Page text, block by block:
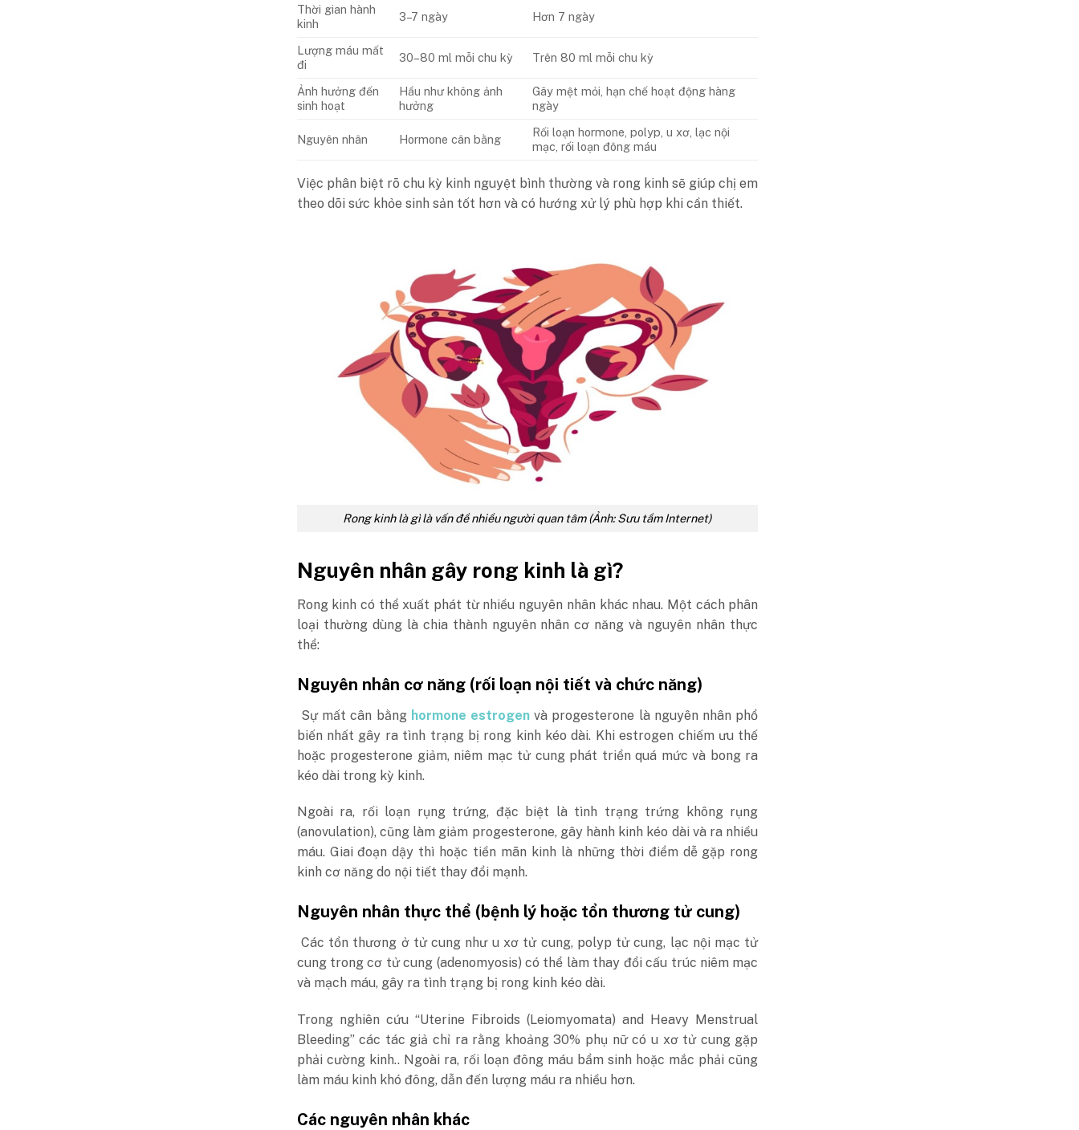
Thời gian hành
kinh
3–7 ngày Hơn 7 ngày
Lượng máu mất
đi
30–80 ml mỗi chu kỳ Trên 80 ml mỗi chu kỳ
Ảnh hưởng đến
sinh hoạt
Hầu như không ảnh
hưởng
Gây mệt mỏi, hạn chế hoạt động hàng
ngày
Nguyên nhân Hormone cân bằng
Rối loạn hormone, polyp, u xơ, lạc nội
mạc, rối loạn đông máu
Việc phân biệt rõ chu kỳ kinh nguyệt bình thường và rong kinh sẽ giúp chị em
theo dõi sức khỏe sinh sản tốt hơn và có hướng xử lý phù hợp khi cần thiết.
Rong kinh là gì là vấn đề nhiều người quan tâm (Ảnh: Sưu tầm Internet)
Nguyên nhân gây rong kinh là gì?
Rong kinh có thể xuất phát từ nhiều nguyên nhân khác nhau. Một cách phân
loại thường dùng là chia thành nguyên nhân cơ năng và nguyên nhân thực
thể:
Nguyên nhân cơ năng (rối loạn nội tiết và chức năng)
Sự mất cân bằng hormone estrogen và progesterone là nguyên nhân phổ
biến nhất gây ra tình trạng bị rong kinh kéo dài. Khi estrogen chiếm ưu thế
hoặc progesterone giảm, niêm mạc tử cung phát triển quá mức và bong ra
kéo dài trong kỳ kinh.
Ngoài ra, rối loạn rụng trứng, đặc biệt là tình trạng trứng không rụng
(anovulation), cũng làm giảm progesterone, gây hành kinh kéo dài và ra nhiều
máu. Giai đoạn dậy thì hoặc tiền mãn kinhlà những thời điểm dễ gặp rong
kinh cơ năng do nội tiết thay đổi mạnh.
Nguyên nhân thực thể (bệnh lý hoặc tổn thương tử cung)
Các tổn thương ở tử cung như u xơ tử cung, polyp tử cung, lạc nội mạc tử
cung trong cơ tử cung (adenomyosis) có thể làm thay đổi cấu trúc niêm mạc
và mạch máu, gây ra tình trạng bị rong kinh kéo dài.
Trong nghiên cứu “Uterine Fibroids (Leiomyomata) and Heavy Menstrual
Bleeding” các tác giả chỉ ra rằng khoảng 30% phụ nữ có u xơ tử cung gặp
phải cường kinh.. Ngoài ra, rối loạn đông máu bẩm sinh hoặc mắc phải cũng
làm máu kinh khó đông, dẫn đến lượng máu ra nhiều hơn.
Các nguyên nhân khác